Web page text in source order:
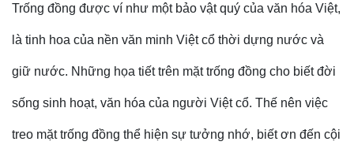
Trống đồng được ví như một bảo vật quý của văn hóa Việt,
là tinh hoa của nền văn minh Việt cổ thời dựng nước và
giữ nước. Những họa tiết trên mặt trống đồng cho biết đời
sống sinh hoạt, văn hóa của người Việt cổ. Thế nên việc
treo mặt trống đồng thể hiện sự tưởng nhớ, biết ơn đến cội